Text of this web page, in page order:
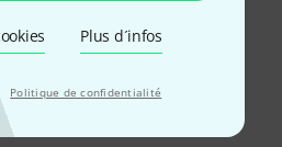
Plus d´infos
Politique de confidentialité
ou remboursé